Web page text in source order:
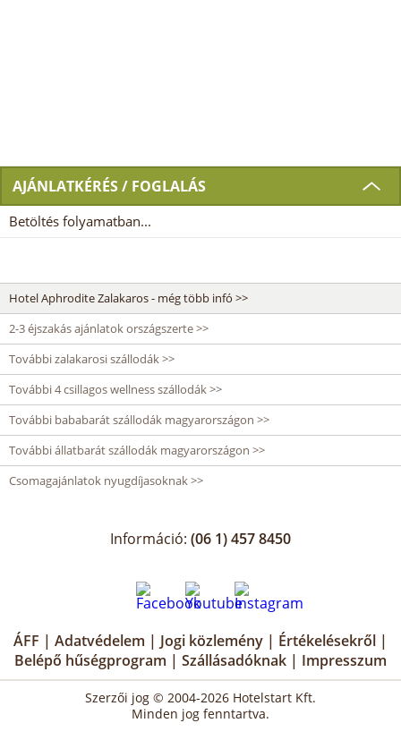
AJÁNLATKÉRÉS / FOGLALÁS
Betöltés folyamatban...
Hotel Aphrodite Zalakaros - még több infó >>
2-3 éjszakás ajánlatok országszerte >>
További zalakarosi szállodák >>
További 4 csillagos wellness szállodák >>
További bababarát szállodák magyarországon >>
További állatbarát szállodák magyarországon >>
Csomagajánlatok nyugdíjasoknak >>
Információ: (06 1) 457 8450
ÁFF | Adatvédelem | Jogi közlemény | Értékelésekről |
Belépő hűségprogram | Szállásadóknak | Impresszum
Szerzői jog © 2004-2026 Hotelstart Kft.
Minden jog fenntartva.